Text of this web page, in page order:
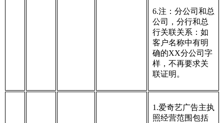
6.注：分公司和总
公司，分行和总
行关联关系：如
客户名称中有明
确的XX分公司字
样，不再要求关
联证明。
1.爱奇艺广告主执
照经营范围包括